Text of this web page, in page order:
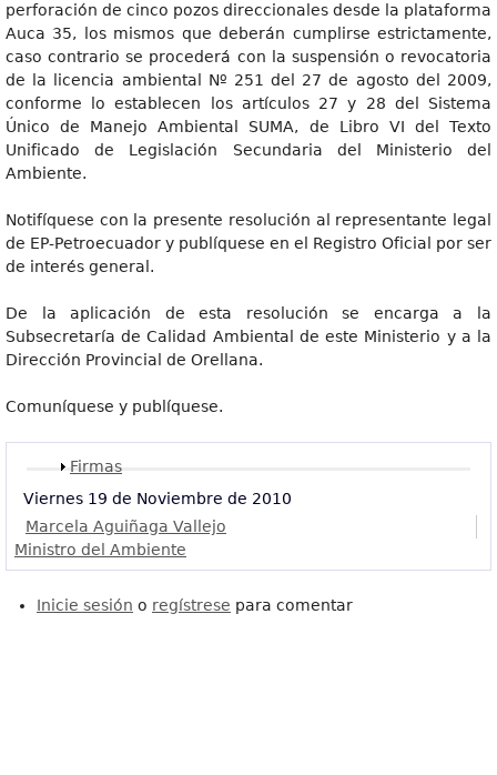
perforación de cinco pozos direccionales desde la plataforma
Auca 35, los mismos que deberán cumplirse estrictamente,
caso contrario se procederá con la suspensión o revocatoria
de la licencia ambiental Nº 251 del 27 de agosto del 2009,
conforme lo establecen los artículos 27 y 28 del Sistema
Único de Manejo Ambiental SUMA, de Libro VI del Texto
Unificado de Legislación Secundaria del Ministerio del
Ambiente.
Notifíquese con la presente resolución al representante legal
de EP-Petroecuador y publíquese en el Registro Oficial por ser
de interés general.
De la aplicación de esta resolución se encarga a la
Subsecretaría de Calidad Ambiental de este Ministerio y a la
Dirección Provincial de Orellana.
Comuníquese y publíquese.
Mostrar
Firmas
Viernes 19 de Noviembre de 2010
Marcela Aguiñaga Vallejo
Ministro del Ambiente
Inicie sesión o regístrese para comentar